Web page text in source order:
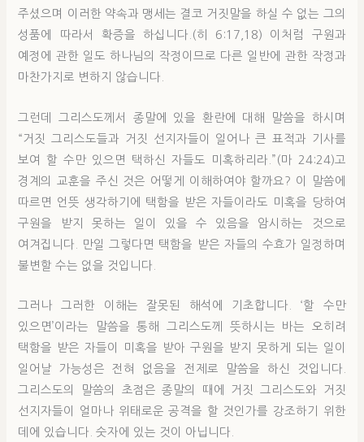
주셨으며 이러한 약속과 맹세는 결코 거짓말을 하실 수 없는 그의
성품에 따라서 확증을 하십니다.(히 6:17,18) 이처럼 구원과
예정에 관한 일도 하나님의 작정이므로 다른 일반에 관한 작정과
마찬가지로 변하지 않습니다.
그런데 그리스도께서 종말에 있을 환란에 대해 말씀을 하시며
“거짓 그리스도들과 거짓 선지자들이 일어나 큰 표적과 기사를
보여 할 수만 있으면 택하신 자들도 미혹하리라.”(마 24:24)고
경계의 교훈을 주신 것은 어떻게 이해하여야 할까요? 이 말씀에
따르면 언뜻 생각하기에 택함을 받은 자들이라도 미혹을 당하여
구원을 받지 못하는 일이 있을 수 있음을 암시하는 것으로
여겨집니다. 만일 그렇다면 택함을 받은 자들의 수효가 일정하며
불변할 수는 없을 것입니다.
그러나 그러한 이해는 잘못된 해석에 기초합니다. ‘할 수만
있으면’이라는 말씀을 통해 그리스도께 뜻하시는 바는 오히려
택함을 받은 자들이 미혹을 받아 구원을 받지 못하게 되는 일이
일어날 가능성은 전혀 없음을 전제로 말씀을 하신 것입니다.
그리스도의 말씀의 초점은 종말의 때에 거짓 그리스도와 거짓
선지자들이 얼마나 위태로운 공격을 할 것인가를 강조하기 위한
데에 있습니다. 숫자에 있는 것이 아닙니다.